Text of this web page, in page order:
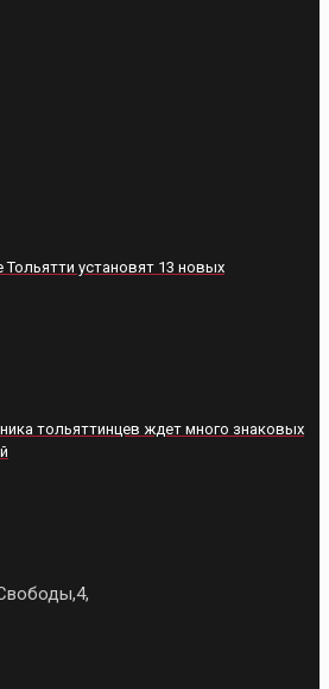
установят 13 новых
тольяттинцев ждет много знаковых